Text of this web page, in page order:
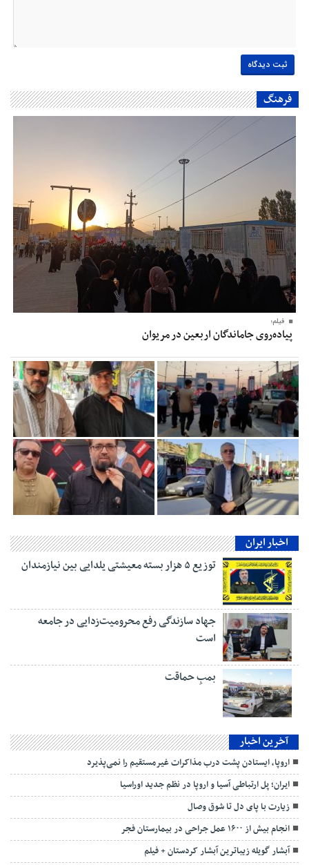
فرهنگ
فیلم؛
پیاده‌روی جاماندگان اربعین در مریوان
اخبار ایران
توزیع ۵ هزار بسته معیشتی یلدایی بین نیازمندان
جهاد سازندگی رفع محرومیت‌زدایی در جامعه
است
بمبِ حماقت
آخرین اخبار
اروپا، ایستادن پشت درب مذاکرات غیرمستقیم را نمی‌پذیرد
ایران؛ پل ارتباطی آسیا و اروپا در نظم جدید اوراسیا
زیارت با پای دل تا شوق وصال
انجام بیش از ۱۶۰۰ عمل جراحی در بیمارستان فجر
آبشار گویله زیباترین آبشار کردستان + فیلم